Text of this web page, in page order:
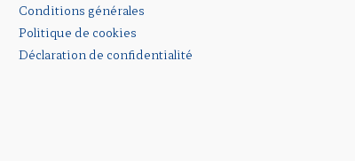
Conditions générales
Politique de cookies
Déclaration de confidentialité